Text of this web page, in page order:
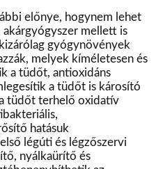
előnye, hogynem lehet
akárgyógyszer mellett is
gyógynövények
melyek kíméletesen és
a tüdőt, antioxidáns
a tüdőt is károsító
tüdőt terhelő oxidatív
hatásuk
légúti és légzőszervi
nyálkaürítő és